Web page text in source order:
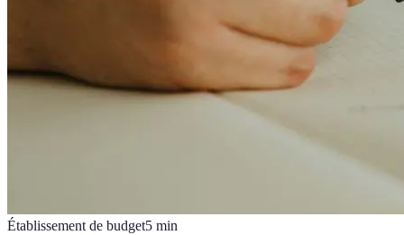
Établissement de budget5 min